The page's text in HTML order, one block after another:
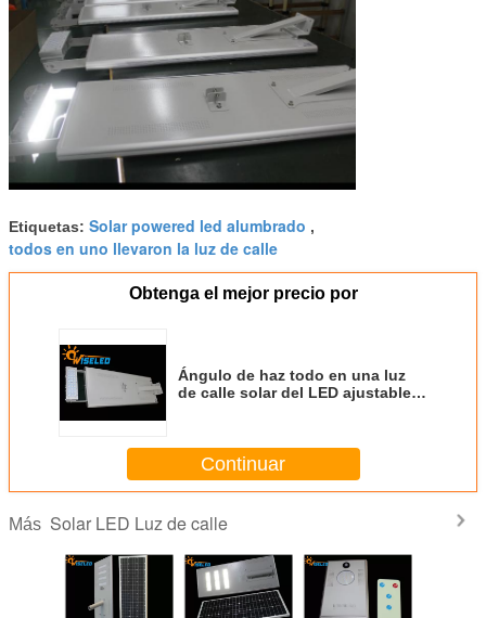
Etiquetas: Solar powered led alumbrado ,
todos en uno llevaron la luz de calle
Obtenga el mejor precio por
Ángulo de haz todo en una luz
de calle solar del LED ajustable
Continuar
Más Solar LED Luz de calle